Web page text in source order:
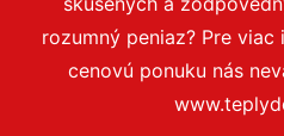
rozumný peniaz? Pre
cenovú ponuku nás